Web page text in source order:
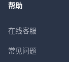
帮助
在线客服
常见问题